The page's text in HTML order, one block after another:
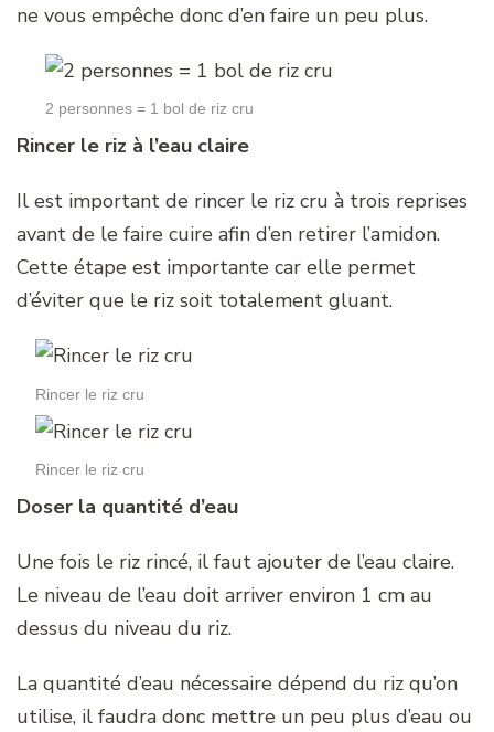
ne vous empêche donc d’en faire un peu plus.
2 personnes = 1 bol de riz cru
Rincer le riz à l’eau claire
Il est important de rincer le riz cru à trois reprises
avant de le faire cuire afin d’en retirer l’amidon.
Cette étape est importante car elle permet
d’éviter que le riz soit totalement gluant.
Rincer le riz cru
Rincer le riz cru
Doser la quantité d’eau
Une fois le riz rincé, il faut ajouter de l’eau claire.
Le niveau de l’eau doit arriver environ 1 cm au
dessus du niveau du riz.
La quantité d’eau nécessaire dépend du riz qu’on
utilise, il faudra donc mettre un peu plus d’eau ou